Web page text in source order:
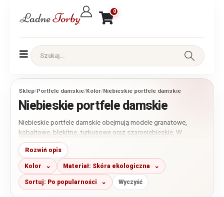
0
Sklep/Portfele damskie/Kolor/Niebieskie portfele damskie
Niebieskie portfele damskie
Niebieskie portfele damskie obejmują modele granatowe,
kobaltowe, błękitne, turkusowe oraz szaroniebieskie. W
kategorii dominują portfele ze skóry naturalnej, uzupełnione o
wybrane fasony z miękkiej i sprawdzonej skóry ekologicznej.
Dostępne są modele małe, średnie i duże, gładkie, matowe,
lakierowane i tłoczone, z kieszenią na monety zapinaną na
zamek, bigiel lub zatrzask.
Rozwiń opis
Kolor Materiał: Skóra ekologiczna
Sortuj: Po popularności Wyczyść